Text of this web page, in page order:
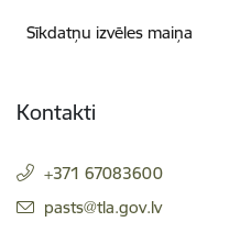
Sīkdatņu izvēles maiņa
Kontakti
+371 67083600
E-pasts:
pasts@tla.gov.lv